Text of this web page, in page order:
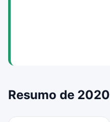
Resumo de 2020